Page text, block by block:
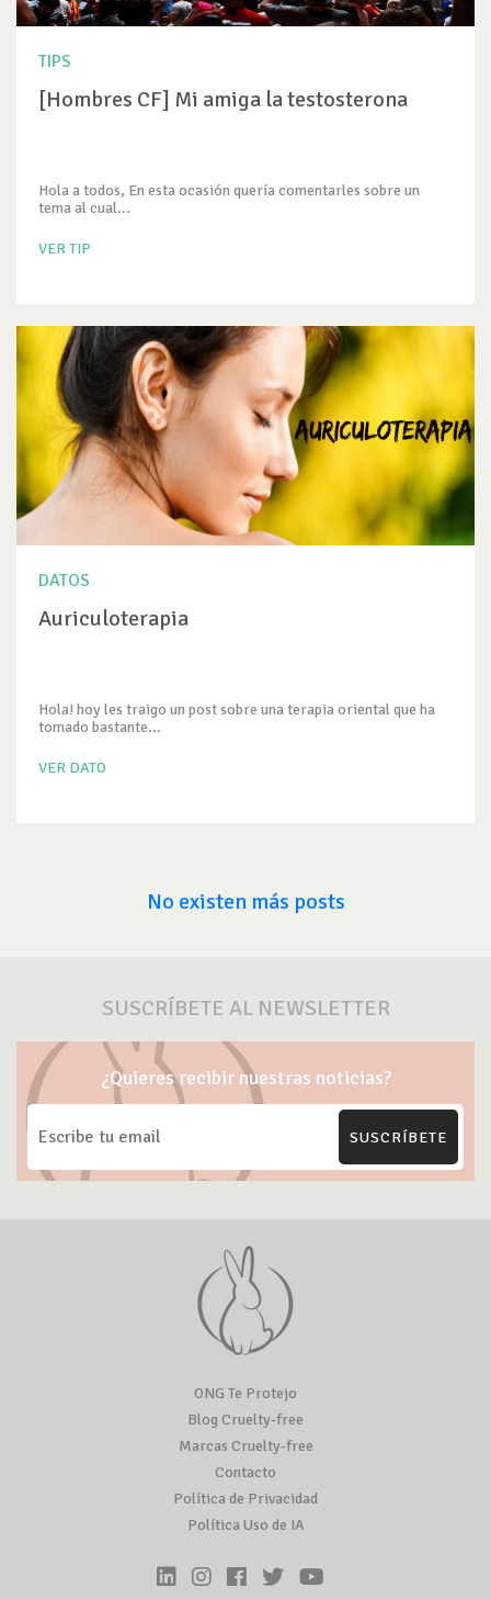
TIPS
[Hombres CF] Mi amiga la testosterona
Hola a todos, En esta ocasión quería comentarles sobre un
tema al cual...
VER TIP
DATOS
Auriculoterapia
Hola! hoy les traigo un post sobre una terapia oriental que ha
tomado bastante...
VER DATO
No existen más posts
SUSCRÍBETE AL NEWSLETTER
¿Quieres recibir nuestras noticias?
SUSCRÍBETE
ONG Te Protejo
Blog Cruelty-free
Marcas Cruelty-free
Contacto
Política de Privacidad
Política Uso de IA